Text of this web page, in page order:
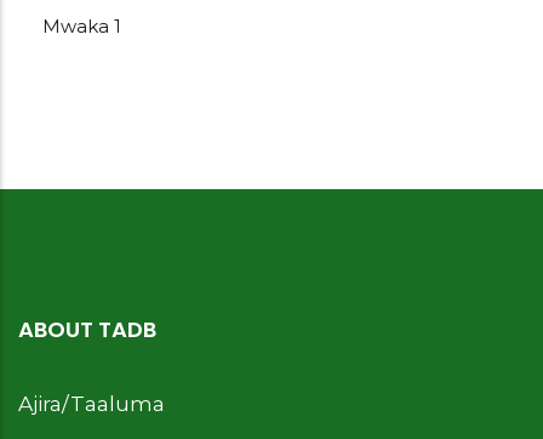
Mwaka 1
ABOUT TADB
Ajira/Taaluma